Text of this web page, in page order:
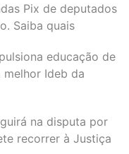
Pix de deputados
Saiba quais
educação de
melhor Ideb da
na disputa por
recorrer à Justiça